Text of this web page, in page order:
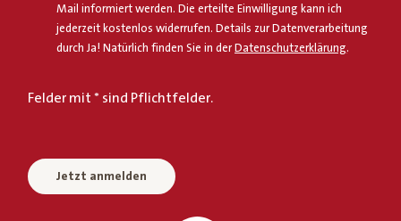
Mail informiert werden. Die erteilte Einwilligung kann ich
jederzeit kostenlos widerrufen. Details zur Datenverarbeitung
durch Ja! Natürlich finden Sie in derDatenschutzerklärung.
Felder mit * sind Pflichtfelder.
Jetzt anmelden